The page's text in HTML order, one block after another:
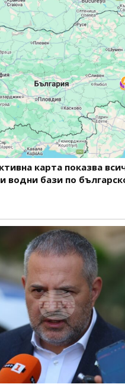
карта показва
водни бази по